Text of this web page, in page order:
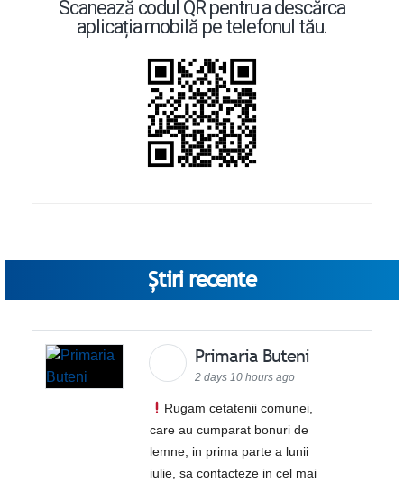
Scanează codul QR pentru a descărca
aplicația mobilă pe telefonul tău.
Știri recente
Primaria Buteni
2 days 10 hours ago
Rugam cetatenii comunei,
care au cumparat bonuri de
lemne, in prima parte a lunii
iulie, sa contacteze in cel mai